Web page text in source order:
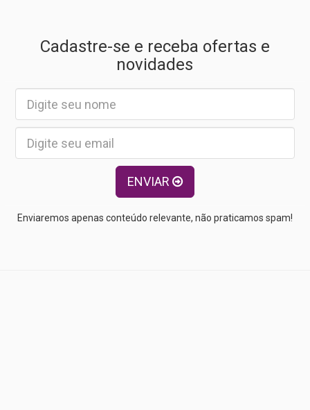
Cadastre-se e receba ofertas e
novidades
ENVIAR
Enviaremos apenas conteúdo relevante, não praticamos spam!